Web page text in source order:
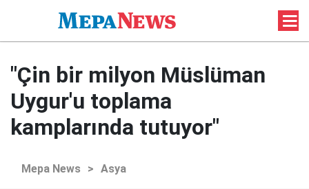
"Çin bir milyon Müslüman
Uygur'u toplama
kamplarında tutuyor"
Mepa News > Asya